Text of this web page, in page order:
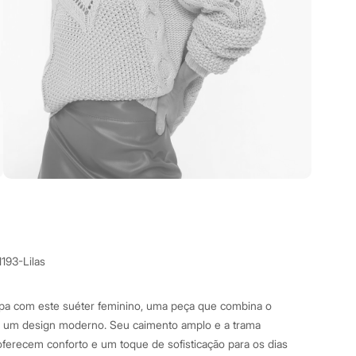
Lilas
com este suéter feminino, uma peça que combina o
design moderno. Seu caimento amplo e a trama
conforto e um toque de sofisticação para os dias